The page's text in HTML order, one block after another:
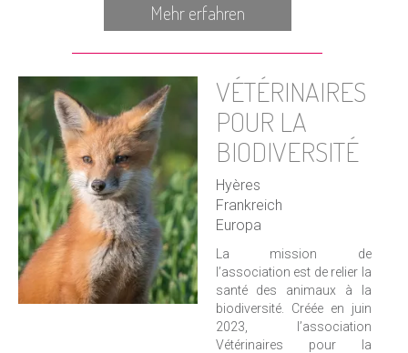
Mehr erfahren
VÉTÉRINAIRES
POUR LA
BIODIVERSITÉ
Hyères
Frankreich
Europa
La mission de
l’association est de relier la
santé des animaux à la
biodiversité. Créée en juin
2023, l’association
Vétérinaires pour la